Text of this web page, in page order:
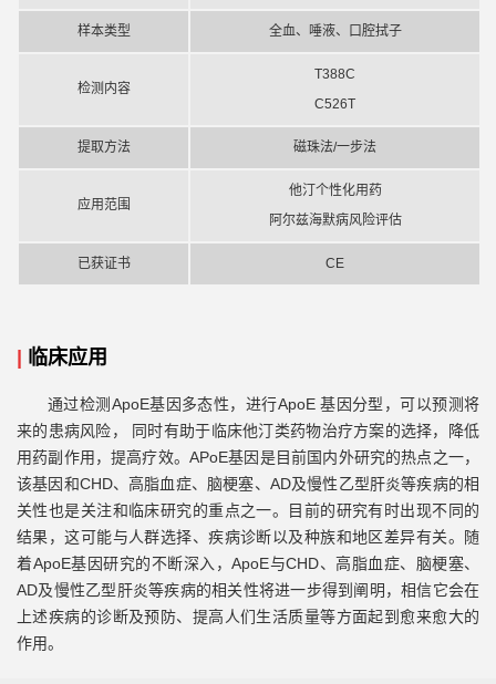
样本类型 全血、唾液、口腔拭子
检测内容
T388C
C526T
提取方法 磁珠法/一步法
应用范围
他汀个性化用药
阿尔兹海默病风险评估
已获证书 CE
临床应用
通过检测ApoE基因多态性，进行ApoE 基因分型，可以预测将
来的患病风险， 同时有助于临床他汀类药物治疗方案的选择，降低
用药副作用，提高疗效。APoE基因是目前国内外研究的热点之一，
该基因和CHD、高脂血症、脑梗塞、AD及慢性乙型肝炎等疾病的相
关性也是关注和临床研究的重点之一。目前的研究有时出现不同的
结果，这可能与人群选择、疾病诊断以及种族和地区差异有关。随
着ApoE基因研究的不断深入，ApoE与CHD、高脂血症、脑梗塞、
AD及慢性乙型肝炎等疾病的相关性将进一步得到阐明，相信它会在
上述疾病的诊断及预防、提高人们生活质量等方面起到愈来愈大的
作用。